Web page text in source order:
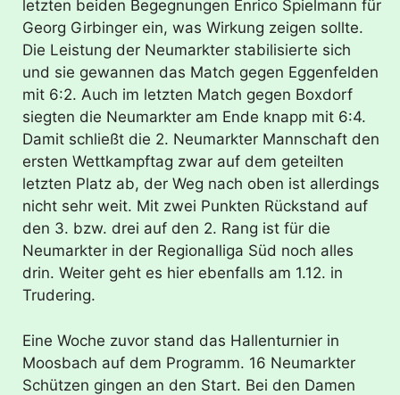
letzten beiden Begegnungen Enrico Spielmann für
Georg Girbinger ein, was Wirkung zeigen sollte.
Die Leistung der Neumarkter stabilisierte sich
und sie gewannen das Match gegen Eggenfelden
mit 6:2. Auch im letzten Match gegen Boxdorf
siegten die Neumarkter am Ende knapp mit 6:4.
Damit schließt die 2. Neumarkter Mannschaft den
ersten Wettkampftag zwar auf dem geteilten
letzten Platz ab, der Weg nach oben ist allerdings
nicht sehr weit. Mit zwei Punkten Rückstand auf
den 3. bzw. drei auf den 2. Rang ist für die
Neumarkter in der Regionalliga Süd noch alles
drin. Weiter geht es hier ebenfalls am 1.12. in
Trudering.
Eine Woche zuvor stand das Hallenturnier in
Moosbach auf dem Programm. 16 Neumarkter
Schützen gingen an den Start. Bei den Damen